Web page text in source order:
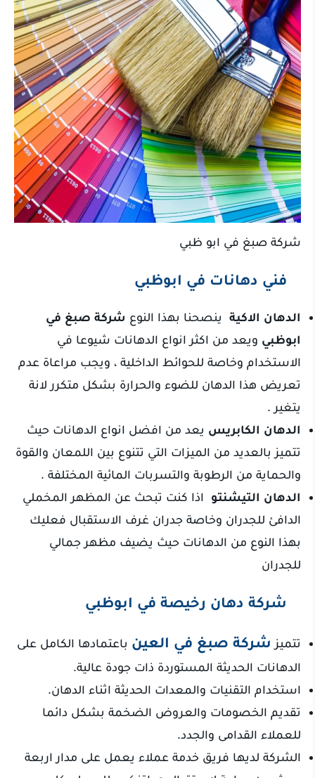
شركة صبغ في ابو ظبي
فني دهانات في ابوظبي
الدهان الاكية ينصحنا بهذا النوع شركة صبغ في
ابوظبي ويعد من اكثر انواع الدهانات شيوعا في
الاستخدام وخاصة للحوائط الداخلية ، ويجب مراعاة عدم
تعريض هذا الدهان للضوء والحرارة بشكل متكرر لانة
يتغير .
الدهان الكابريس يعد من افضل انواع الدهانات حيث
تتميز بالعديد من الميزات التي تتنوع بين اللمعان والقوة
والحماية من الرطوبة والتسربات المائية المختلفة .
الدهان التيشنتو اذا كنت تبحث عن المظهر المخملي
الدافئ للجدران وخاصة جدران غرف الاستقبال فعليك
بهذا النوع من الدهانات حيث يضيف مظهر جمالي
للجدران
شركة دهان رخيصة في ابوظبي
تتميز شركة صبغ في العين باعتمادها الكامل على
الدهانات الحديثة المستوردة ذات جودة عالية.
استخدام التقنيات والمعدات الحديثة اثناء الدهان.
تقديم الخصومات والعروض الضخمة بشكل دائما
للعملاء القدامى والجدد.
الشركة لديها فريق خدمة عملاء يعمل على مدار اربعة